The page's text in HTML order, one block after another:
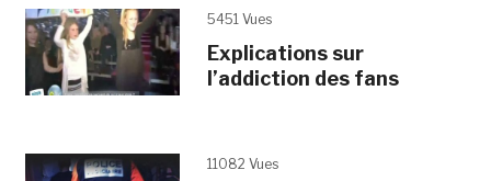
5451 Vues
Explications sur
l’addiction des fans
11082 Vues